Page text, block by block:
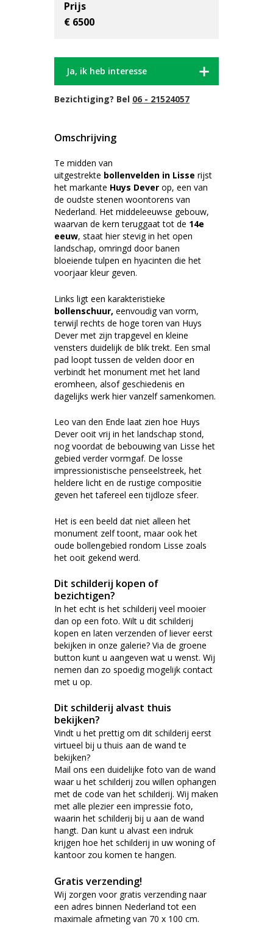
Prijs
€ 6500
Ja, ik heb interesse
Bezichtiging? Bel 06 - 21524057
Omschrijving
Te midden van
uitgestrekte bollenvelden in Lisse rijst
het markante Huys Dever op, een van
de oudste stenen woontorens van
Nederland. Het middeleeuwse gebouw,
waarvan de kern teruggaat tot de 14e
eeuw, staat hier stevig in het open
landschap, omringd door banen
bloeiende tulpen en hyacinten die het
voorjaar kleur geven.
Links ligt een karakteristieke
bollenschuur, eenvoudig van vorm,
terwijl rechts de hoge toren van Huys
Dever met zijn trapgevel en kleine
vensters duidelijk de blik trekt. Een smal
pad loopt tussen de velden door en
verbindt het monument met het land
eromheen, alsof geschiedenis en
dagelijks werk hier vanzelf samenkomen.
Leo van den Ende laat zien hoe Huys
Dever ooit vrij in het landschap stond,
nog voordat de bebouwing van Lisse het
gebied verder vormgaf. De losse
impressionistische penseelstreek, het
heldere licht en de rustige compositie
geven het tafereel een tijdloze sfeer.
Het is een beeld dat niet alleen het
monument zelf toont, maar ook het
oude bollengebied rondom Lisse zoals
het ooit gekend werd.
Dit schilderij kopen of
bezichtigen?
In het echt is het schilderij veel mooier
dan op een foto. Wilt u dit schilderij
kopen en laten verzenden of liever eerst
bekijken in onze galerie? Via de groene
button kunt u aangeven wat u wenst. Wij
nemen dan zo spoedig mogelijk contact
met u op.
Dit schilderij alvast thuis
bekijken?
Vindt u het prettig om dit schilderij eerst
virtueel bij u thuis aan de wand te
bekijken?
Mail ons een duidelijke foto van de wand
waar u het schilderij zou willen ophangen
met de code van het schilderij. Wij maken
met alle plezier een impressie foto,
waarin het schilderij bij u aan de wand
hangt. Dan kunt u alvast een indruk
krijgen hoe het schilderij in uw woning of
kantoor zou komen te hangen.
Gratis verzending!
Wij zorgen voor gratis verzending naar
een adres binnen Nederland tot een
maximale afmeting van 70 x 100 cm.